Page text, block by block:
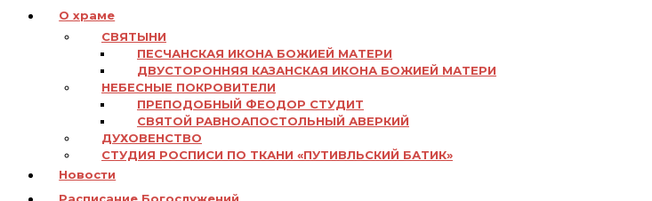
О храме
СВЯТЫНИ
ПЕСЧАНСКАЯ ИКОНА БОЖИЕЙ МАТЕРИ
ДВУСТОРОННЯЯ КАЗАНСКАЯ ИКОНА БОЖИЕЙ МАТЕРИ
НЕБЕСНЫЕ ПОКРОВИТЕЛИ
ПРЕПОДОБНЫЙ ФЕОДОР СТУДИТ
СВЯТОЙ РАВНОАПОСТОЛЬНЫЙ АВЕРКИЙ
ДУХОВЕНСТВО
СТУДИЯ РОСПИСИ ПО ТКАНИ «ПУТИВЛЬСКИЙ БАТИК»
Новости